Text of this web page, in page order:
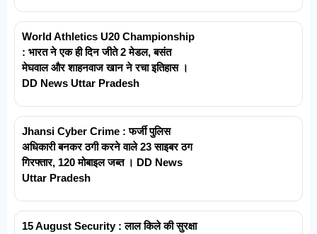
World Athletics U20 Championship
: भारत ने एक ही दिन जीते 2 मेडल, बसंत
मेघवाल और शाहनवाज खान ने रचा इतिहास ।
DD News Uttar Pradesh
Jhansi Cyber Crime : फर्जी पुलिस
अधिकारी बनकर ठगी करने वाले 23 साइबर ठग
गिरफ्तार, 120 मोबाइल जब्त । DD News
Uttar Pradesh
15 August Security : लाल किले की सुरक्षा